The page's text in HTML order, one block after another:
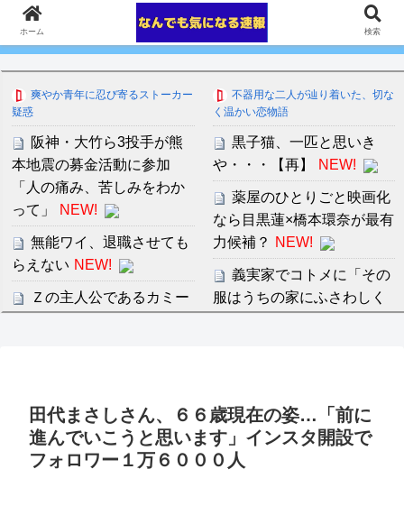
爽やか青年に忍び寄るストーカー
疑惑
阪神・大竹ら3投手が熊
本地震の募金活動に参加
「人の痛み、苦しみをわか
って」
NEW!
無能ワイ、退職させても
らえない NEW!
Ｚの主人公であるカミー
【速報】日本の防衛省、
ようやく気づいた模様ｗｗ
ｗｗｗ NEW!
不器用な二人が辿り着いた、切な
く温かい恋物語
黒子猫、一匹と思いき
や・・・【再】
NEW!
薬屋のひとりごと映画化
なら目黒蓮×橋本環奈が最有
力候補？
NEW!
義実家でコトメに「その
服はうちの家にふさわしく
セ・リーグ出塁回数ラン
キング 直近3週間｜2026年
8/3まで
田代まさしさん、６６歳現在の姿…「前に
進んでいこうと思います」インスタ開設で
フォロワー１万６０００人
ホーム 検索